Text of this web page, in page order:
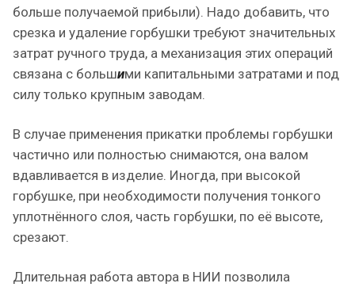
больше получаемой прибыли). Надо добавить, что
срезка и удаление горбушки требуют значительных
затрат ручного труда, а механизация этих операций
связана с большими капитальными затратами и под
силу только крупным заводам.
В случае применения прикатки проблемы горбушки
частично или полностью снимаются, она валом
вдавливается в изделие. Иногда, при высокой
горбушке, при необходимости получения тонкого
уплотнённого слоя, часть горбушки, по её высоте,
срезают.
Длительная работа автора в НИИ позволила